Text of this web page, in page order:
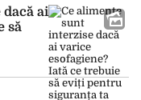
ai
să